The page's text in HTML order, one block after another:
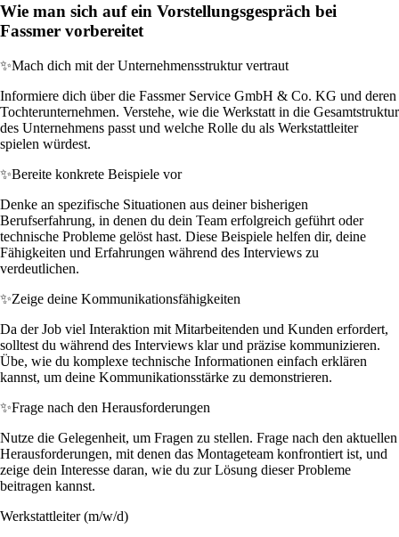
Wie man sich auf ein Vorstellungsgespräch bei
Fassmer vorbereitet
✨Mach dich mit der Unternehmensstruktur vertraut
Informiere dich über die Fassmer Service GmbH & Co. KG und deren
Tochterunternehmen. Verstehe, wie die Werkstatt in die Gesamtstruktur
des Unternehmens passt und welche Rolle du als Werkstattleiter
spielen würdest.
✨Bereite konkrete Beispiele vor
Denke an spezifische Situationen aus deiner bisherigen
Berufserfahrung, in denen du dein Team erfolgreich geführt oder
technische Probleme gelöst hast. Diese Beispiele helfen dir, deine
Fähigkeiten und Erfahrungen während des Interviews zu
verdeutlichen.
✨Zeige deine Kommunikationsfähigkeiten
Da der Job viel Interaktion mit Mitarbeitenden und Kunden erfordert,
solltest du während des Interviews klar und präzise kommunizieren.
Übe, wie du komplexe technische Informationen einfach erklären
kannst, um deine Kommunikationsstärke zu demonstrieren.
✨Frage nach den Herausforderungen
Nutze die Gelegenheit, um Fragen zu stellen. Frage nach den aktuellen
Herausforderungen, mit denen das Montageteam konfrontiert ist, und
zeige dein Interesse daran, wie du zur Lösung dieser Probleme
beitragen kannst.
Werkstattleiter (m/w/d)